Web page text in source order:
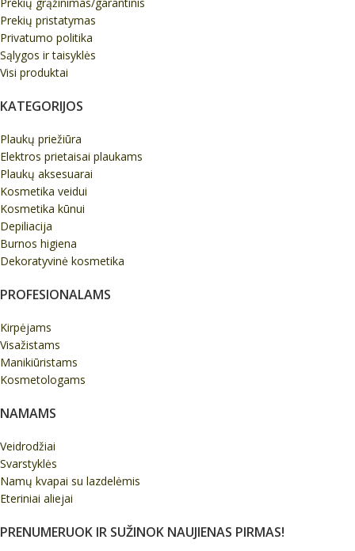
Prekių pristatymas
Privatumo politika
Sąlygos ir taisyklės
Visi produktai
KATEGORIJOS
Plaukų priežiūra
Elektros prietaisai plaukams
Plaukų aksesuarai
Kosmetika veidui
Kosmetika kūnui
Depiliacija
Burnos higiena
Dekoratyvinė kosmetika
PROFESIONALAMS
Kirpėjams
Visažistams
Manikiūristams
Kosmetologams
NAMAMS
Veidrodžiai
Svarstyklės
Namų kvapai su lazdelėmis
Eteriniai aliejai
PRENUMERUOK IR SUŽINOK NAUJIENAS PIRMAS!